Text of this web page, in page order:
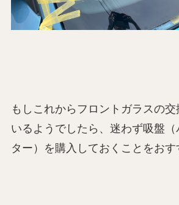
もしこれからフロントガラスの
いるようでしたら、迷わず吸盤
ター）を購入しておくことをおす